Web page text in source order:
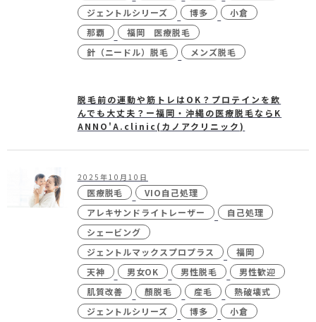
ジェントルシリーズ
博多
小倉
那覇
福岡 医療脱毛
針（ニードル）脱毛
メンズ脱毛
脱毛前の運動や筋トレはOK？プロテインを飲
んでも大丈夫？ー福岡・沖縄の医療脱毛ならK
ANNO'A.clinic(カノアクリニック)
2025年10月10日
医療脱毛
VIO自己処理
アレキサンドライトレーザー
自己処理
シェービング
ジェントルマックスプロプラス
福岡
天神
男女OK 男性脱毛
男性歓迎
肌質改善
顏脱毛 産毛
熱破壊式
ジェントルシリーズ
博多
小倉